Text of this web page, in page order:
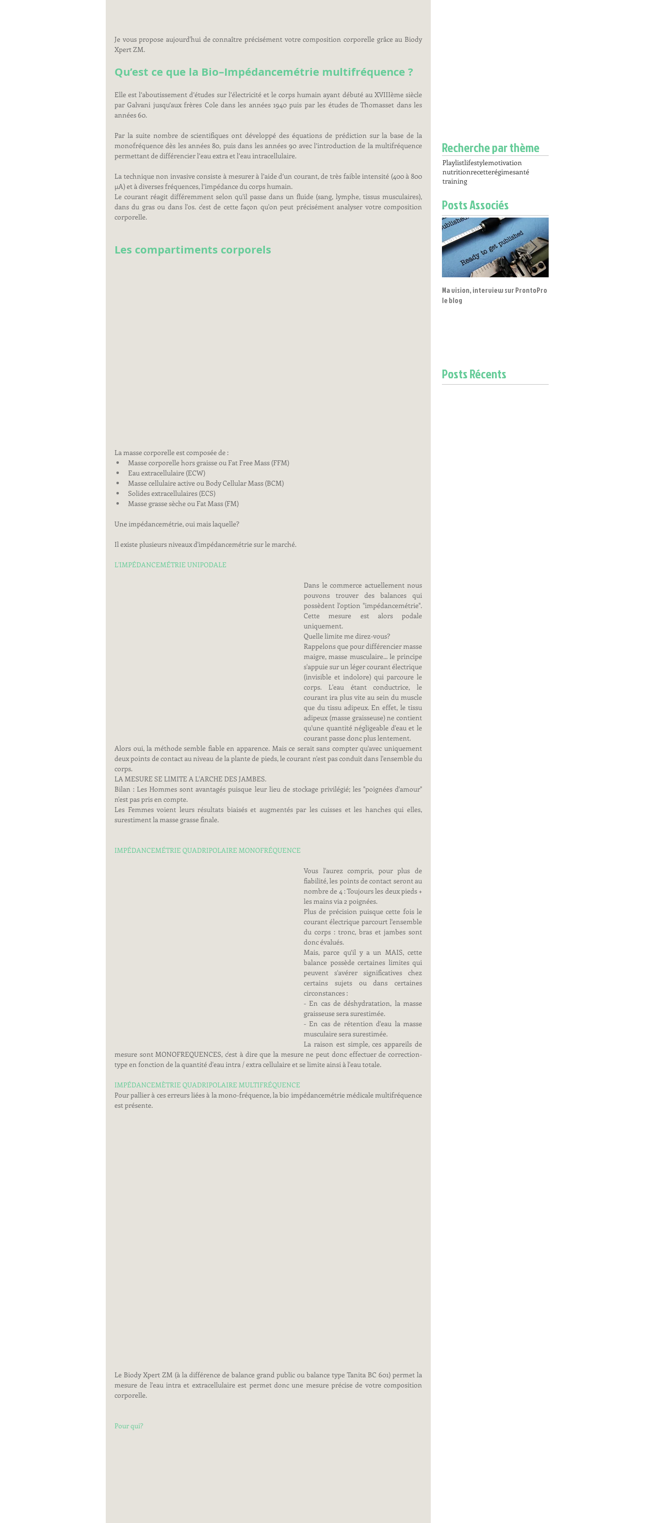
Je vous propose aujourd'hui de connaître précisément votre composition corporelle grâce au Biody
Xpert ZM.
Qu’est ce que la Bio–Impédancemétrie multifréquence ?
Elle est l’aboutissement d’études sur l’électricité et le corps humain ayant débuté au XVIIIème siècle
par Galvani jusqu’aux frères Cole dans les années 1940 puis par les études de Thomasset dans les
années 60.
Par la suite nombre de scientifiques ont développé des équations de prédiction sur la base de la
monofréquence dès les années 80, puis dans les années 90 avec l’introduction de la multifréquence
permettant de différencier l’eau extra et l’eau intracellulaire.
La technique non invasive consiste à mesurer à l’aide d’un courant, de très faible intensité (400 à 800
µA) et à diverses fréquences, l’impédance du corps humain.
Le courant réagit différemment selon qu'il passe dans un fluide (sang, lymphe, tissus musculaires),
dans du gras ou dans l'os. c'est de cette façon qu'on peut précisément analyser votre composition
corporelle.
Les compartiments corporels
La masse corporelle est composée de :
Masse corporelle hors graisse ou Fat Free Mass (FFM)
Eau extracellulaire (ECW)
Masse cellulaire active ou Body Cellular Mass (BCM)
Solides extracellulaires (ECS)
Masse grasse sèche ou Fat Mass (FM)
Une impédancemétrie, oui mais laquelle?
Il existe plusieurs niveaux d'impédancemétrie sur le marché.
L'IMPÉDANCEMÉTRIE UNIPODALE
Dans le commerce actuellement nous
pouvons trouver des balances qui
possèdent l'option "impédancemétrie".
Cette mesure est alors podale
uniquement.
Quelle limite me direz-vous?
Rappelons que pour différencier masse
maigre, masse musculaire... le principe
s'appuie sur un léger courant électrique
(invisible et indolore) qui parcoure le
corps. L'eau étant conductrice, le
courant ira plus vite au sein du muscle
que du tissu adipeux. En effet, le tissu
adipeux (masse graisseuse) ne contient
qu'une quantité négligeable d'eau et le
courant passe donc plus lentement.
Alors oui, la méthode semble fiable en apparence. Mais ce serait sans compter qu'avec uniquement
deux points de contact au niveau de la plante de pieds, le courant n'est pas conduit dans l'ensemble du
corps.
LA MESURE SE LIMITE A L'ARCHE DES JAMBES.
Bilan : Les Hommes sont avantagés puisque leur lieu de stockage privilégié; les "poignées d'amour"
n'est pas pris en compte.
Les Femmes voient leurs résultats biaisés et augmentés par les cuisses et les hanches qui elles,
surestiment la masse grasse finale.
IMPÉDANCEMÉTRIE QUADRIPOLAIRE MONOFRÉQUENCE
Vous l'aurez compris, pour plus de
fiabilité, les points de contact seront au
nombre de 4 : Toujours les deux pieds +
les mains via 2 poignées.
Plus de précision puisque cette fois le
courant électrique parcourt l'ensemble
du corps : tronc, bras et jambes sont
donc évalués.
Mais, parce qu’il y a un MAIS, cette
balance possède certaines limites qui
peuvent s'avérer significatives chez
certains sujets ou dans certaines
circonstances :
- En cas de déshydratation, la masse
graisseuse sera surestimée.
- En cas de rétention d'eau la masse
musculaire sera surestimée.
La raison est simple, ces appareils de
mesure sont MONOFREQUENCES, c'est à dire que la mesure ne peut donc effectuer de correction-
type en fonction de la quantité d'eau intra / extra cellulaire et se limite ainsi à l'eau totale.
IMPÉDANCEMÈTRIE QUADRIPOLAIRE MULTIFRÉQUENCE
Pour pallier à ces erreurs liées à la mono-fréquence, la bio impédancemétrie médicale multifréquence
est présente.
Le Biody Xpert ZM (à la différence de balance grand public ou balance type Tanita BC 601) permet la
mesure de l'eau intra et extracellulaire est permet donc une mesure précise de votre composition
corporelle.
Pour qui?
Recherche par thème
Playlistlifestylemotivation
nutritionrecetterégimesanté
training
Posts Associés
Ma vision, interview sur ProntoPro
le blog
Posts Récents